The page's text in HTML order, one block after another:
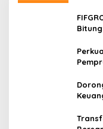
Promo